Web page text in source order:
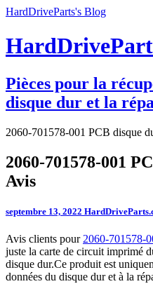
HardDriveParts's Blog
Pièces pour la
disque dur et la
2060-701578-001 PCB disque
2060-701578-001
Avis
septembre 13, 2022
Avis clients pour 2060-701578-
juste la carte de circuit imprimé
disque dur.Ce produit est
données du disque dur et à la